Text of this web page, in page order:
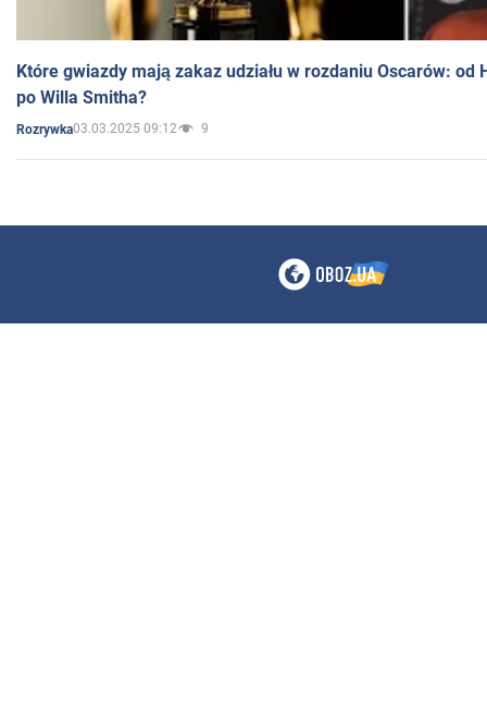
Które gwiazdy mają zakaz udziału w rozdaniu Oscarów: od
po Willa Smitha?
Rozrywka03.03.2025 09:12 9